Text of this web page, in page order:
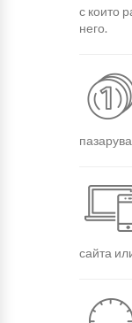
с които
него.
сайта